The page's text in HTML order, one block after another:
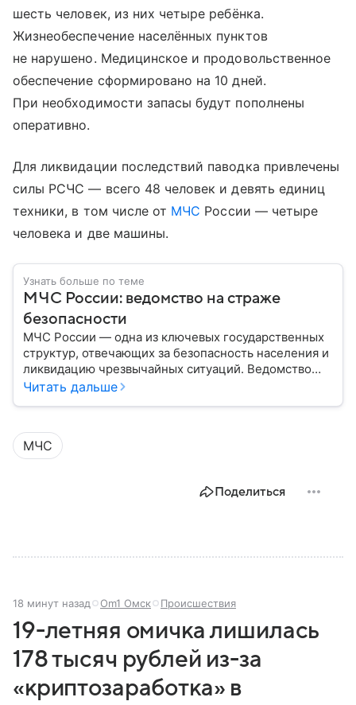
шесть человек, из них четыре ребёнка.
Жизнеобеспечение населённых пунктов
не нарушено. Медицинское и продовольственное
обеспечение сформировано на 10 дней.
При необходимости запасы будут пополнены
оперативно.
Для ликвидации последствий паводка привлечены
силы РСЧС — всего 48 человек и девять единиц
техники, в том числе от МЧС России — четыре
человека и две машины.
Узнать больше по теме
МЧС России: ведомство на страже
безопасности
МЧС России — одна из ключевых государственных
структур, отвечающих за безопасность населения и
ликвидацию чрезвычайных ситуаций. Ведомство
играет важную роль в защите граждан от
представляет собой МЧС, как оно устроено, какие
задачи выполняет и какую роль играет в
современной России.
Читать дальше
МЧС
Поделиться
18 минут назад Om1 Омск Происшествия
19-летняя омичка лишилась
178 тысяч рублей из-за
«криптозаработка» в